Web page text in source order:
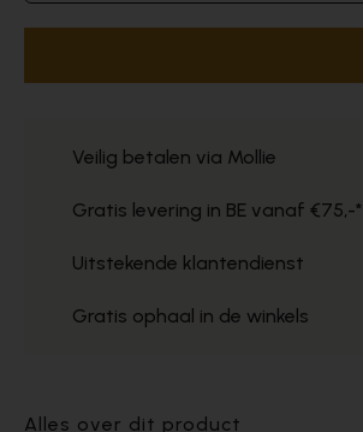
Veilig betalen via Mollie
Gratis levering in BE vanaf €75,-*
Uitstekende klantendienst
Gratis ophaal in de winkels
Alles over dit product